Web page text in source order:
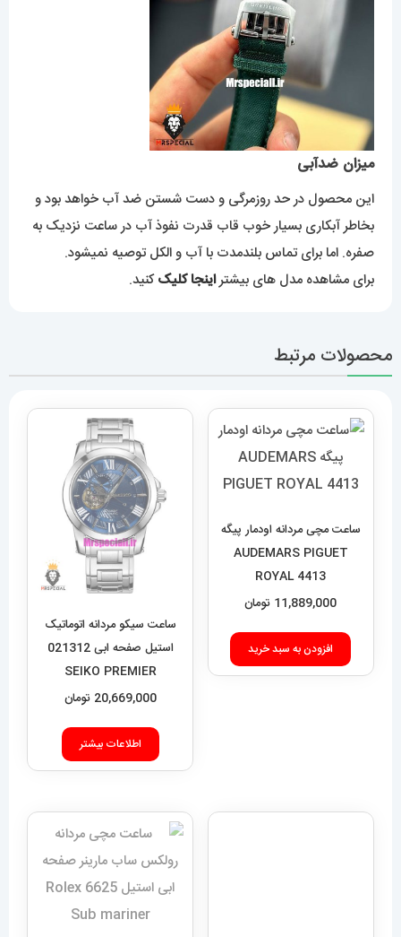
میزان ضدآبی
این محصول در حد روزمرگی و دست شستن ضد آب خواهد بود و
بخاطر آبکاری بسیار خوب قاب قدرت نفوذ آب در ساعت نزدیک به
صفره. اما برای تماس بلندمدت با آب و الکل توصیه نمیشود.
برای مشاهده مدل های بیشتراینجا کلیککنید.
محصولات مرتبط
ساعت مچی مردانه اودمار پیگه
AUDEMARS PIGUET
ROYAL 4413
11,889,000 تومان
افزودن به سبد خرید
ساعت سیکو مردانه اتوماتیک
استیل صفحه ابی 021312
SEIKO PREMIER
20,669,000 تومان
اطلاعات بیشتر